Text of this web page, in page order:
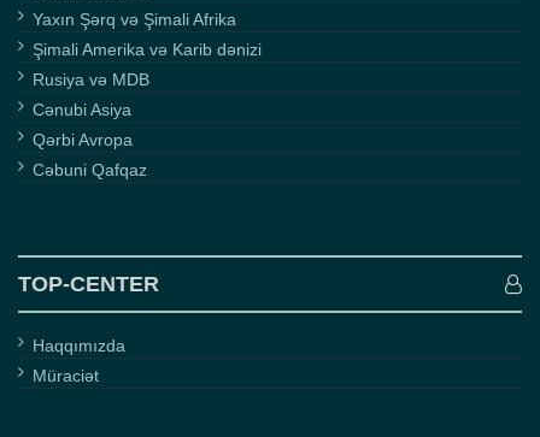
Yaxın Şərq və Şimali Afrika
Şimali Amerika və Karib dənizi
Rusiya və MDB
Cənubi Asiya
Qərbi Avropa
Cəbuni Qafqaz
TOP-CENTER
Haqqımızda
Müraciət